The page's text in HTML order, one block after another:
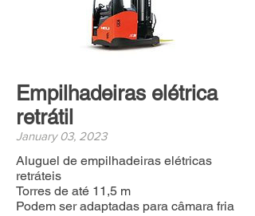
Empilhadeiras elétrica
retrátil
January 03, 2023
Aluguel de empilhadeiras elétricas
retráteis
Torres de até 11,5 m
Podem ser adaptadas para câmara fria